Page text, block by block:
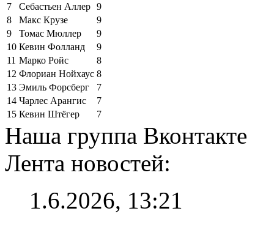
7
Себастьен Аллер 9
8
Макс Крузе
9
9
Томас Мюллер
9
10 Кевин Фолланд
9
11 Марко Ройс
8
12 Флориан Нойхаус 8
13 Эмиль Форсберг
7
14 Чарлес Арангис
7
15 Кевин Штёгер 7
Наша группа Вконтакте
Лента новостей:
1.6.2026, 13:21